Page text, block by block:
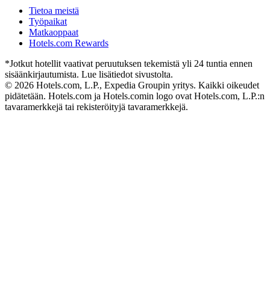
Tietoa meistä
Työpaikat
Matkaoppaat
Hotels.com Rewards
*Jotkut hotellit vaativat peruutuksen tekemistä yli 24 tuntia ennen
sisäänkirjautumista. Lue lisätiedot sivustolta.
© 2026 Hotels.com, L.P., Expedia Groupin yritys. Kaikki oikeudet
pidätetään. Hotels.com ja Hotels.comin logo ovat Hotels.com, L.P.:n
tavaramerkkejä tai rekisteröityjä tavaramerkkejä.